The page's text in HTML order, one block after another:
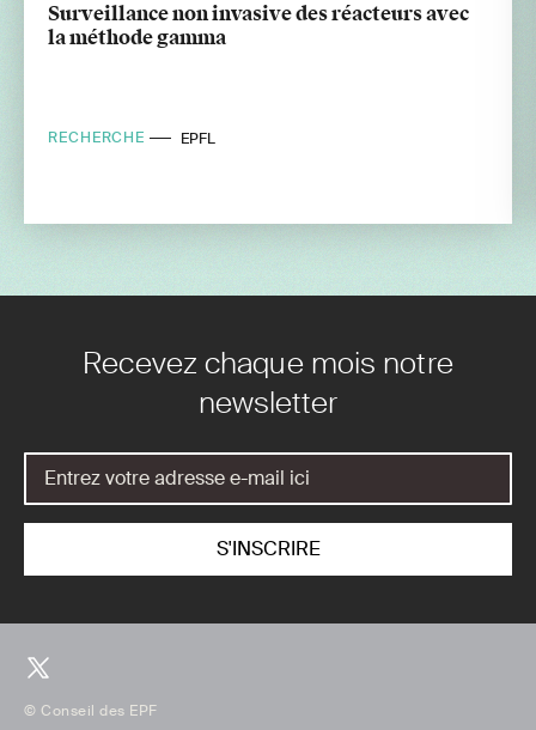
Surveillance non invasive des réacteurs avec
la méthode gamma
RECHERCHE EPFL
Recevez chaque mois notre
newsletter
© Conseil des EPF